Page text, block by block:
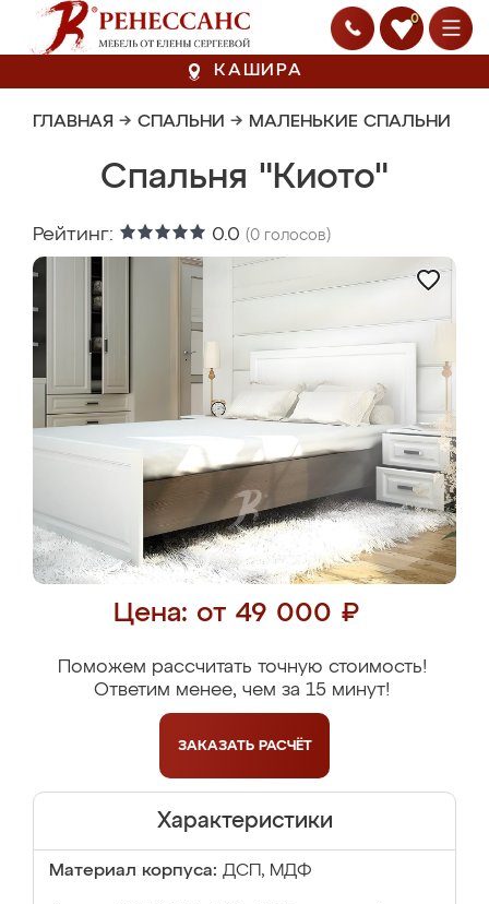
0
КАШИРА
ГЛАВНАЯ → СПАЛЬНИ → МАЛЕНЬКИЕ СПАЛЬНИ
Спальня "Киото"
Рейтинг: 0.0 (0 голосов)
Цена: от 49 000 ₽
Поможем рассчитать точную стоимость!
Ответим менее, чем за 15 минут!
ЗАКАЗАТЬ РАСЧЁТ
Характеристики
Материал корпуса: ДСП, МДФ